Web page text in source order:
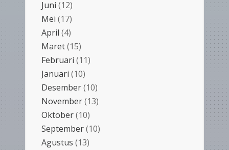
Juni (12)
Mei (17)
April (4)
Maret(15)
Februari (11)
Januari (10)
Desember(10)
November(13)
Oktober(10)
September(10)
Agustus (13)